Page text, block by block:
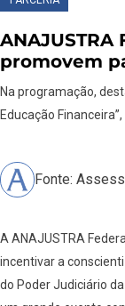
promovem
Na programação,
Educação
Fonte:
A ANAJUSTRA
incentivar a
do Poder Judiciário